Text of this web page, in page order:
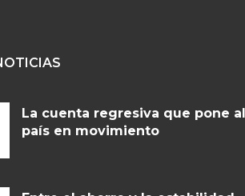
La cuenta regresiva que pone al
país en movimiento